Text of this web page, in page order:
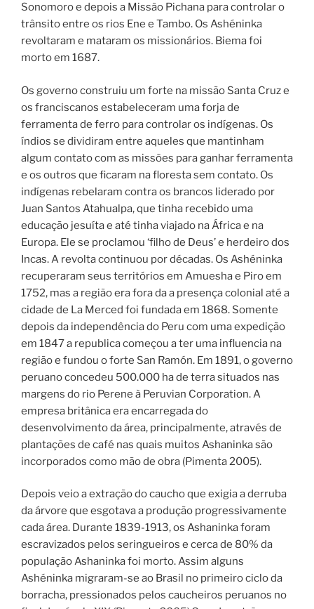
Sonomoro e depois a Missão Pichana para controlar o
trânsito entre os rios Ene e Tambo. Os Ashéninka
revoltaram e mataram os missionários. Biema foi
morto em 1687.
Os governo construiu um forte na missão Santa Cruz e
os franciscanos estabeleceram uma forja de
ferramenta de ferro para controlar os indígenas. Os
índios se dividiram entre aqueles que mantinham
algum contato com as missões para ganhar ferramenta
e os outros que ficaram na floresta sem contato. Os
indígenas rebelaram contra os brancos liderado por
Juan Santos Atahualpa, que tinha recebido uma
educação jesuíta e até tinha viajado na África e na
Europa. Ele se proclamou ‘filho de Deus’ e herdeiro dos
Incas. A revolta continuou por décadas. Os Ashéninka
recuperaram seus territórios em Amuesha e Piro em
1752, mas a região era fora da a presença colonial até a
cidade de La Merced foi fundada em 1868. Somente
depois da independência do Peru com uma expedição
em 1847 a republica começou a ter uma influencia na
região e fundou o forte San Ramón. Em 1891, o governo
peruano concedeu 500.000 ha de terra situados nas
margens do rio Perene à Peruvian Corporation. A
empresa britânica era encarregada do
desenvolvimento da área, principalmente, através de
plantações de café nas quais muitos Ashaninka são
incorporados como mão de obra (Pimenta 2005).
Depois veio a extração do caucho que exigia a derruba
da árvore que esgotava a produção progressivamente
cada área. Durante 1839-1913, os Ashaninka foram
escravizados pelos seringueiros e cerca de 80% da
população Ashaninka foi morto. Assim alguns
Ashéninka migraram-se ao Brasil no primeiro ciclo da
borracha, pressionados pelos caucheiros peruanos no